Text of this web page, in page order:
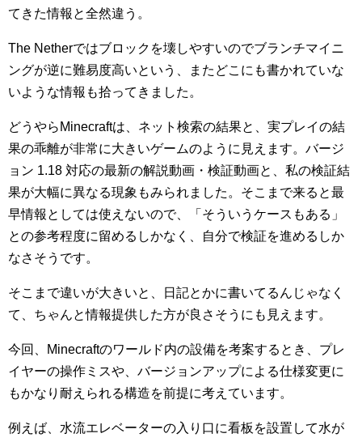
てきた情報と全然違う。
The Netherではブロックを壊しやすいのでブランチマイニ
ングが逆に難易度高いという、またどこにも書かれていな
いような情報も拾ってきました。
どうやらMinecraftは、ネット検索の結果と、実プレイの結
果の乖離が非常に大きいゲームのように見えます。バージ
ョン 1.18 対応の最新の解説動画・検証動画と、私の検証結
果が大幅に異なる現象もみられました。そこまで来ると最
早情報としては使えないので、「そういうケースもある」
との参考程度に留めるしかなく、自分で検証を進めるしか
なさそうです。
そこまで違いが大きいと、日記とかに書いてるんじゃなく
て、ちゃんと情報提供した方が良さそうにも見えます。
今回、Minecraftのワールド内の設備を考案するとき、プレ
イヤーの操作ミスや、バージョンアップによる仕様変更に
もかなり耐えられる構造を前提に考えています。
例えば、水流エレベーターの入り口に看板を設置して水が